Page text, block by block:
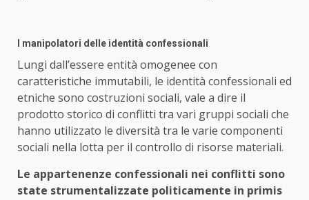
I manipolatori delle identità confessionali
Lungi dall’essere entità omogenee con
caratteristiche immutabili, le identità confessionali ed
etniche sono costruzioni sociali, vale a dire il
prodotto storico di conflitti tra vari gruppi sociali che
hanno utilizzato le diversità tra le varie componenti
sociali nella lotta per il controllo di risorse materiali.
Le appartenenze confessionali nei conflitti sono
state strumentalizzate politicamente in primis